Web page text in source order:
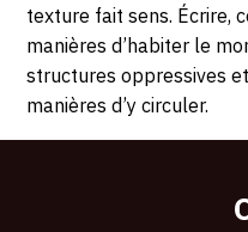
texture fait sens. Écrire,
manières d’habiter le
structures oppressives
manières d’y circuler.